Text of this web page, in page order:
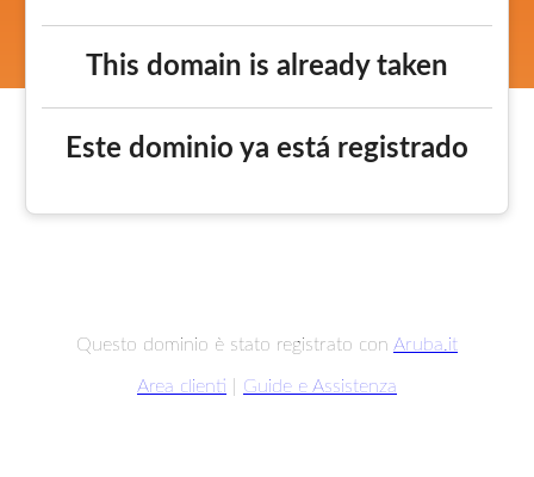
This domain is already taken
Este dominio ya está registrado
Questo dominio è stato registrato con Aruba.it
Area clienti Guide e Assistenza